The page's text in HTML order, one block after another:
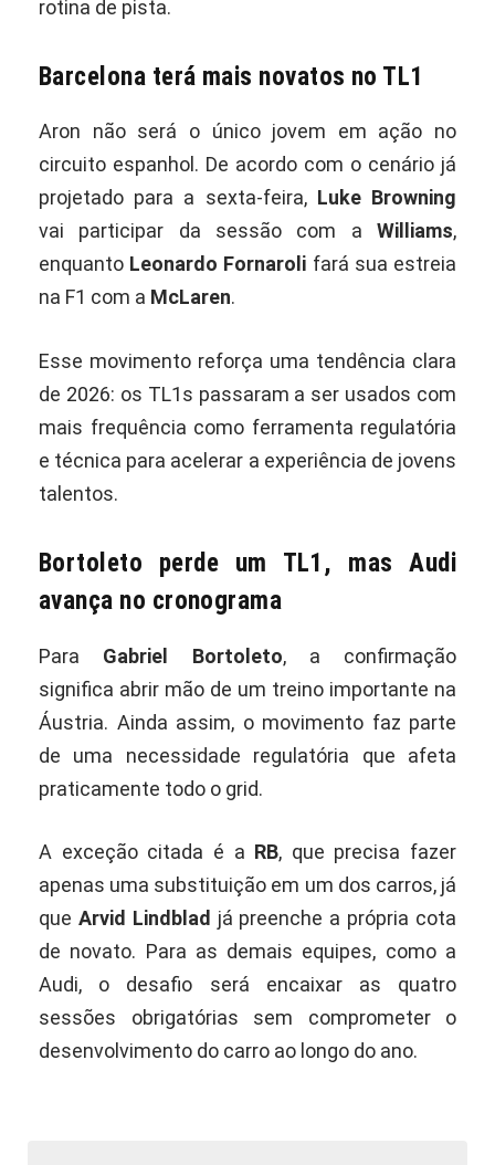
rotina de pista.
Barcelona terá mais novatos no TL1
Aron não será o único jovem em ação no
circuito espanhol. De acordo com o cenário já
projetado para a sexta-feira, Luke Browning
vai participar da sessão com a Williams,
enquanto Leonardo Fornaroli fará sua estreia
na F1 com a McLaren.
Esse movimento reforça uma tendência clara
de 2026: os TL1s passaram a ser usados com
mais frequência como ferramenta regulatória
e técnica para acelerar a experiência de jovens
talentos.
Bortoleto perde um TL1, mas Audi
avança no cronograma
Para Gabriel Bortoleto, a confirmação
significa abrir mão de um treino importante na
Áustria. Ainda assim, o movimento faz parte
de uma necessidade regulatória que afeta
praticamente todo o grid.
A exceção citada é a RB, que precisa fazer
apenas uma substituição em um dos carros, já
que Arvid Lindblad já preenche a própria cota
de novato. Para as demais equipes, como a
Audi, o desafio será encaixar as quatro
sessões obrigatórias sem comprometer o
desenvolvimento do carro ao longo do ano.